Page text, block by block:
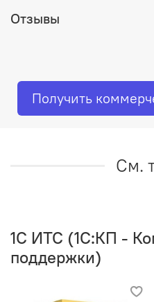
Отзывы
Получить
См.
1C ИТС (1С:КП -
поддержки)